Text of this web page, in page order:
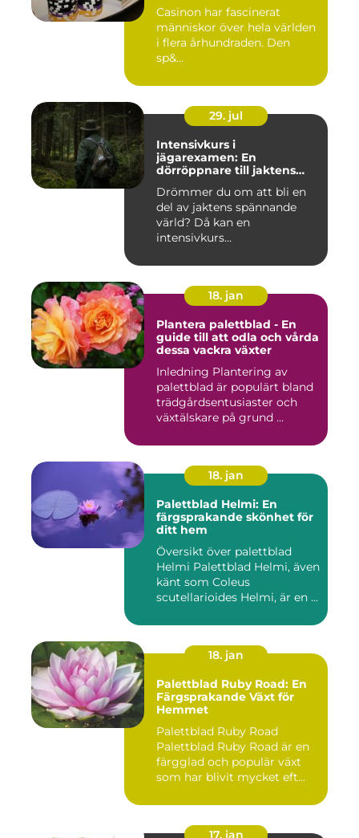
Casinon har fascinerat
människor över hela världen
i flera århundraden. Den
sp&...
29. jul
Intensivkurs i
jägarexamen: En
dörröppnare till jaktens
Drömmer du om att bli en
del av jaktens spännande
värld? Då kan en
intensivkurs...
18. jan
Plantera palettblad - En
guide till att odla och vårda
dessa vackra växter
Inledning Plantering av
palettblad är populärt bland
trädgårdsentusiaster och
växtälskare på grund ...
18. jan
Palettblad Helmi: En
färgsprakande skönhet för
ditt hem
Översikt över palettblad
Helmi Palettblad Helmi, även
känt som Coleus
scutellarioides Helmi, är en ...
18. jan
Palettblad Ruby Road: En
Färgsprakande Växt för
Hemmet
Palettblad Ruby Road
Palettblad Ruby Road är en
färgglad och populär växt
som har blivit mycket eft...
17. jan